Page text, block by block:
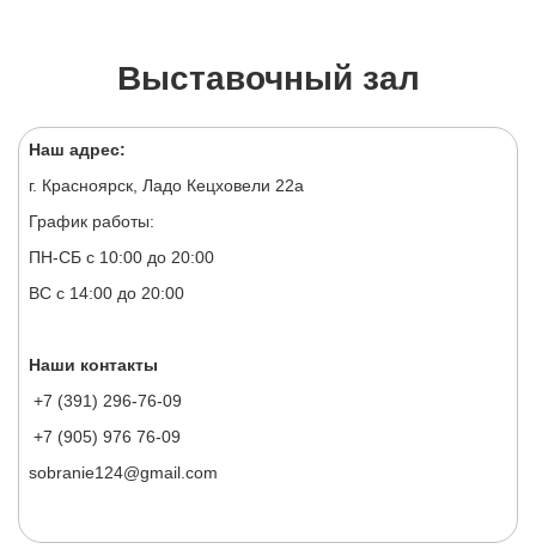
Выставочный зал
Наш адрес:
г. Красноярск, Ладо Кецховели 22а
График работы:
ПН-СБ с 10:00 до 20:00
ВС с 14:00 до 20:00
Наши контакты
+7 (391) 296-76-09
+7 (905) 976 76-09
sobranie124@gmail.com